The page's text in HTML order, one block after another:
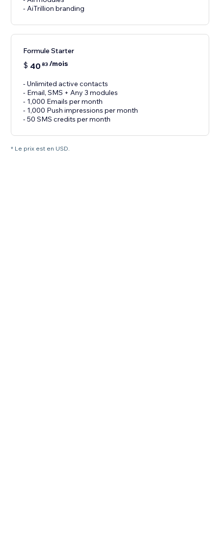
- AiTrillion branding
Formule Starter
$ 40 83 /mois
- Unlimited active contacts
- Email, SMS + Any 3 modules
- 1,000 Emails per month
- 1,000 Push impressions per month
- 50 SMS credits per month
* Le prix est en USD.